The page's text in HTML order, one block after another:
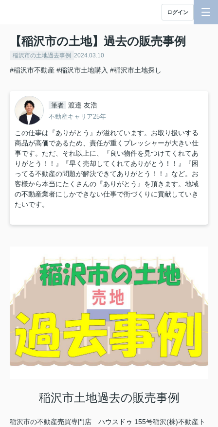
ログイン
【稲沢市の土地】過去の販売事例
稲沢市の土地過去事例 2024.03.10
#稲沢市不動産 #稲沢市土地購入 #稲沢市土地探し
筆者 渡邉 友浩
不動産キャリア25年
この仕事は『ありがとう』が溢れています。お取り扱いする
商品が高価であるため、責任が重くプレッシャーが大きい仕
事です。ただ、それ以上に、『良い物件を見つけてくれてあ
りがとう！！』『早く売却してくれてありがとう！！』『困
ってる不動産の問題が解決できてありがとう！！』など。お
客様から本当にたくさんの『ありがとう』を頂きます。地域
の不動産業者にしかできない仕事で街づくりに貢献していき
たいです。
稲沢市土地過去の販売事例
稲沢市の不動産売買専門店 ハウスドゥ 155号稲沢(株)不動産ト